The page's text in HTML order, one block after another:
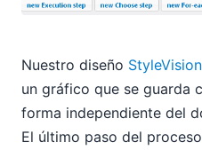
Nuestro diseño StyleVision
un gráfico que se guarda
forma independiente del
El último paso del